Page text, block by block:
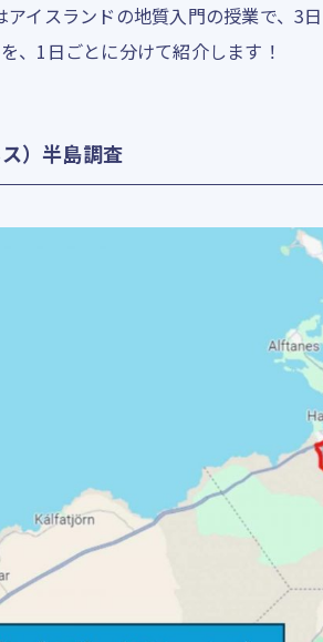
イスランドの地質入門の授業で、3
、1日ごとに分けて紹介します！
）半島調査